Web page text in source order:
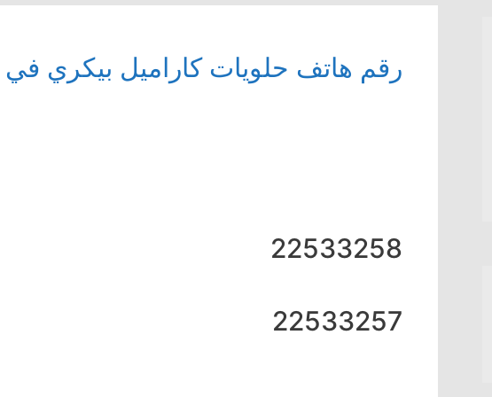
رقم هاتف حلويات كاراميل بيكري في
22533258
22533257